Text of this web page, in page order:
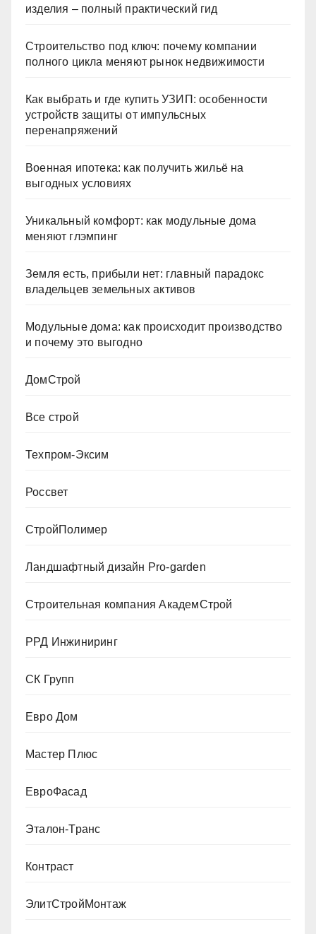
изделия – полный практический гид
Строительство под ключ: почему компании
полного цикла меняют рынок недвижимости
Как выбрать и где купить УЗИП: особенности
устройств защиты от импульсных
перенапряжений
Военная ипотека: как получить жильё на
выгодных условиях
Уникальный комфорт: как модульные дома
меняют глэмпинг
Земля есть, прибыли нет: главный парадокс
владельцев земельных активов
Модульные дома: как происходит производство
и почему это выгодно
ДомСтрой
Все строй
Техпром-Эксим
Россвет
СтройПолимер
Ландшафтный дизайн Pro-garden
Строительная компания АкадемСтрой
РРД Инжиниринг
СК Групп
Евро Дом
Мастер Плюс
ЕвроФасад
Эталон-Транс
Контраст
ЭлитСтройМонтаж